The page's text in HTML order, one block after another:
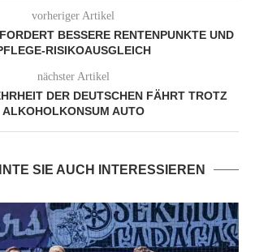
vorheriger Artikel
BESSERE RENTENPUNKTE UND
RISIKOAUSGLEICH
nächster Artikel
DER DEUTSCHEN FÄHRT TROTZ
ALKOHOLKONSUM AUTO
SIE AUCH INTERESSIEREN